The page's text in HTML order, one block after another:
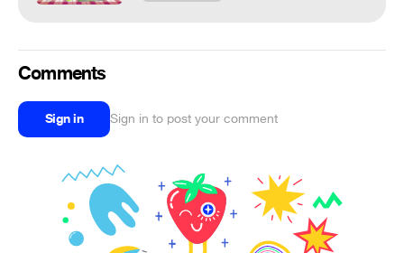
Comments
Sign in Sign in to post your comment